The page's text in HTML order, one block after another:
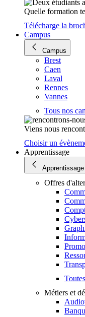
Quelle formation
Télécharge la
Campus
Campus
Brest
Caen
Laval
Rennes
Vannes
Tous nos
Viens nous
Choisir un
Apprentissage
Apprentissage
Offres
Métiers et